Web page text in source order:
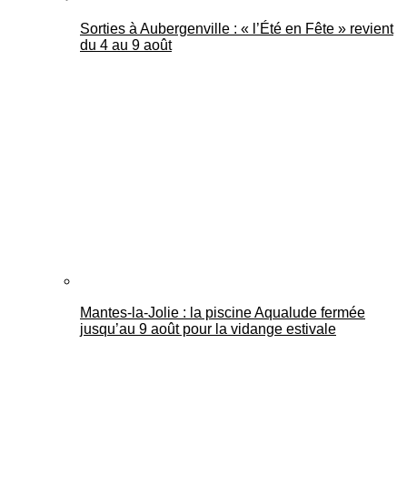
Sorties à Aubergenville : « l’Été en Fête » revient
du 4 au 9 août
Mantes-la-Jolie : la piscine Aqualude fermée
jusqu’au 9 août pour la vidange estivale